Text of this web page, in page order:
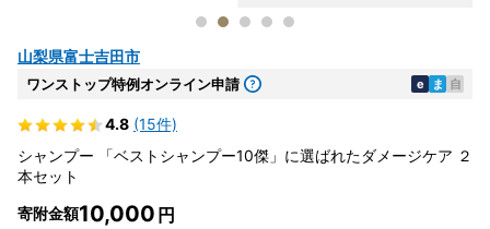
山梨県富士吉田市
ワンストップ特例オンライン申請 e ま 自
4.8 (15件)
シャンプー 「ベストシャンプー10傑」に選ばれたダメージケア ２
本セット
寄附金額10,000